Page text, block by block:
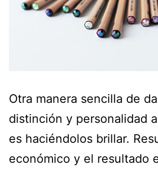
Otra manera sencilla de
distinción y personalidad
es haciéndolos brillar.
económico y el resultado